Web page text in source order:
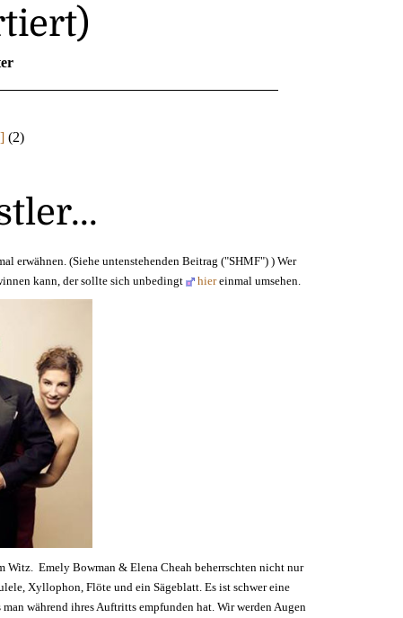
(2)
erwähnen. (Siehe untenstehenden Beitrag ("SHMF") ) Wer
kann, der sollte sich unbedingt
hiereinmal umsehen.
Emely Bowman & Elena Cheah beherrschten nicht nur
Xyllophon, Flöte und ein Sägeblatt. Es ist schwer eine
während ihres Auftritts empfunden hat. Wir werden Augen